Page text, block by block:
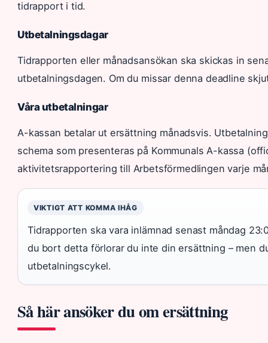
tidrapport i tid.
Utbetalningsdagar
Tidrapporten eller månadsansökan ska skickas in
utbetalningsdagen. Om du missar denna deadline
Våra utbetalningar
A-kassan betalar ut ersättning månadsvis.
schema som presenteras på Kommunals A-kassa
aktivitetsrapportering till Arbetsförmedlingen varje
VIKTIGT ATT KOMMA IHÅG
Tidrapporten ska vara inlämnad senast måndag
du bort detta förlorar du inte din ersättning – men
utbetalningscykel.
Så här ansöker du om ersättning